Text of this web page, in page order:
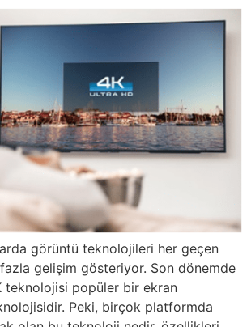
görüntü teknolojileri her geçen
gelişim gösteriyor. Son dönemde
teknolojisi popüler bir ekran
Peki, birçok platformda